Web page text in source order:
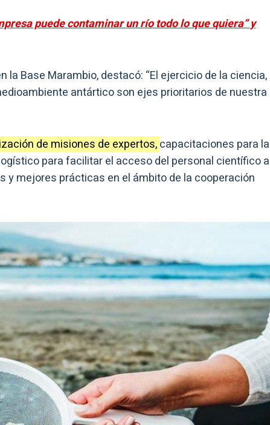
puede contaminar un río todo lo que quiera” y
la Base Marambio, destacó: “El ejercicio de la ciencia,
antártico son ejes prioritarios de nuestra
de misiones de expertos,capacitaciones para la
para facilitar el acceso del personal científico a
y mejores prácticas en el ámbito de la cooperación